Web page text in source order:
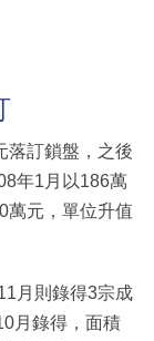
落訂鎖盤，之後
年1月以186萬
萬元，單位升值
月則錄得3宗成
月錄得，面積